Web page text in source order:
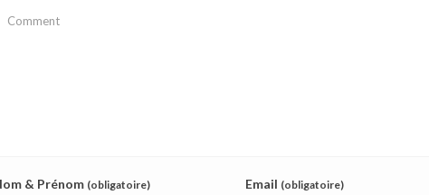
& Prénom (obligatoire) Email (obligatoire)